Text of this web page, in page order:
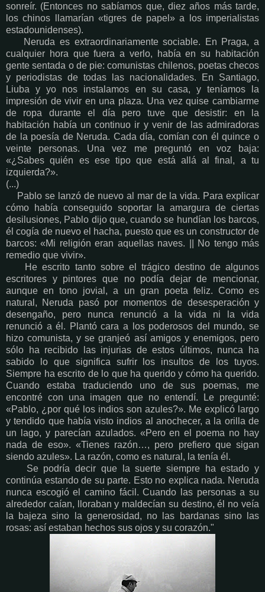
sonreír. (Entonces no sabíamos que, diez años más tarde,
los chinos llamarían «tigres de papel» a los imperialistas
estadounidenses).
Neruda es extraordinariamente sociable. En Praga, a
cualquier hora que fuera a verlo, había en su habitación
gente sentada o de pie: comunistas chilenos, poetas checos
y periodistas de todas las nacionalidades. En Santiago,
Liuba y yo nos instalamos en su casa, y teníamos la
impresión de vivir en una plaza. Una vez quise cambiarme
de ropa durante el día pero tuve que desistir: en la
habitación había un continuo ir y venir de las admiradoras
de la poesía de Neruda. Cada día, comían con él quince o
veinte personas. Una vez me preguntó en voz baja:
«¿Sabes quién es ese tipo que está allá al final, a tu
izquierda?».
(...)
Pablo se lanzó de nuevo al mar de la vida. Para explicar
cómo había conseguido soportar la amargura de ciertas
desilusiones, Pablo dijo que, cuando se hundían los barcos,
él cogía de nuevo el hacha, puesto que es un constructor de
barcos: «Mi religión eran aquellas naves. || No tengo más
remedio que vivir».
He escrito tanto sobre el trágico destino de algunos
escritores y pintores que no podía dejar de mencionar,
aunque en tono jovial, a un gran poeta feliz. Como es
natural, Neruda pasó por momentos de desesperación y
desengaño, pero nunca renunció a la vida ni la vida
renunció a él. Plantó cara a los poderosos del mundo, se
hizo comunista, y se granjeó así amigos y enemigos, pero
sólo ha recibido las injurias de estos últimos, nunca ha
sabido lo que significa sufrir los insultos de los tuyos.
Siempre ha escrito de lo que ha querido y cómo ha querido.
Cuando estaba traduciendo uno de sus poemas, me
encontré con una imagen que no entendí. Le pregunté:
«Pablo, ¿por qué los indios son azules?». Me explicó largo
y tendido que había visto indios al anochecer, a la orilla de
un lago, y parecían azulados. «Pero en el poema no hay
nada de eso». «Tienes razón…, pero prefiero que sigan
siendo azules». La razón, como es natural, la tenía él.
Se podría decir que la suerte siempre ha estado y
continúa estando de su parte. Esto no explica nada. Neruda
nunca escogió el camino fácil. Cuando las personas a su
alrededor caían, lloraban y maldecían su destino, él no veía
la bajeza sino la generosidad, no las bardanas sino las
rosas: así estaban hechos sus ojos y su corazón."